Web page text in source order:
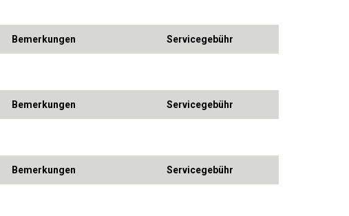
Bemerkungen Servicegebühr
Bemerkungen Servicegebühr
Bemerkungen Servicegebühr